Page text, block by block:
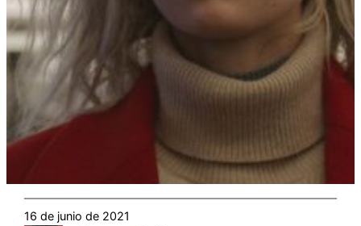
16 de junio de 2021